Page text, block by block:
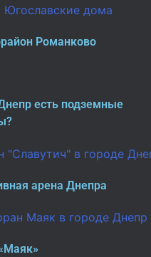
Романково
есть подземные
арена Днепра